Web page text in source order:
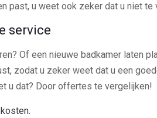
past, u weet ook zeker dat u niet te
service
Of een nieuwe badkamer laten
zodat u zeker weet dat u een
u dat? Door offertes te vergelijken!